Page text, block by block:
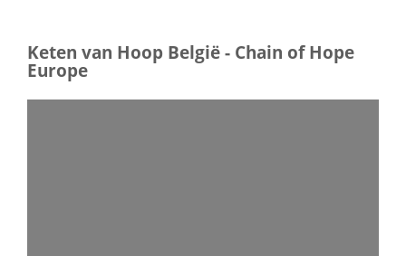
Keten van Hoop België - Chain of Hope
Europe